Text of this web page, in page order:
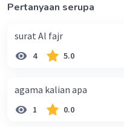
Pertanyaan serupa
surat Al fajr
4 5.0
agama kalian apa
1 0.0